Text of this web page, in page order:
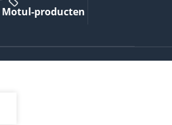
Motul-producten